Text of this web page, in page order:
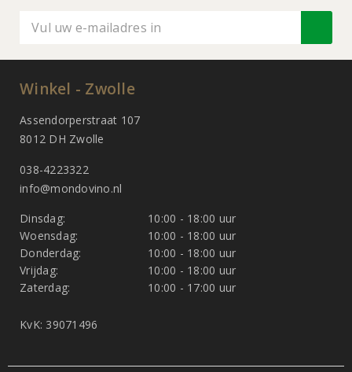
Winkel - Zwolle
Assendorperstraat 107
8012 DH Zwolle
038-4223322
info@mondovino.nl
Dinsdag:
10:00 - 18:00 uur
Woensdag:
10:00 - 18:00 uur
Donderdag:
10:00 - 18:00 uur
Vrijdag:
10:00 - 18:00 uur
Zaterdag:
10:00 - 17:00 uur
KvK: 39071496